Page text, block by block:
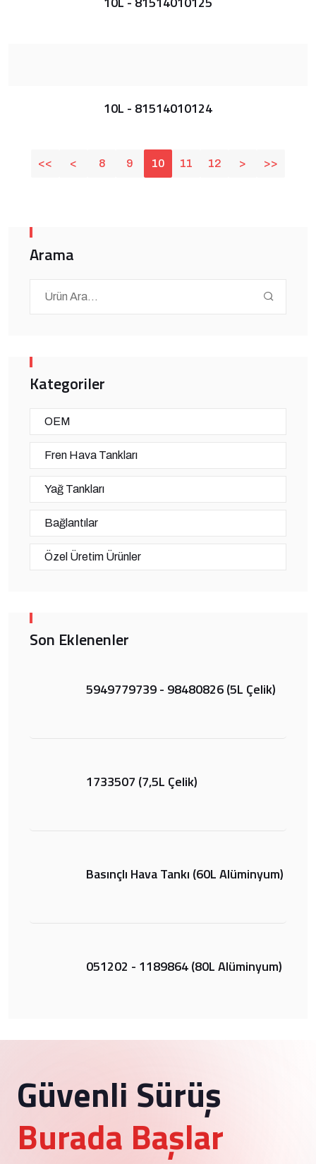
10L - 81514010124
<< < 8 9 10 11 12 > >>
Arama
Kategoriler
OEM
Fren Hava Tankları
Yağ Tankları
Bağlantılar
Özel Üretim Ürünler
Son Eklenenler
5949779739 - 98480826 (5L Çelik)
1733507 (7,5L Çelik)
Basınçlı Hava Tankı (60L Alüminyum)
051202 - 1189864 (80L Alüminyum)
Güvenli Sürüş
Burada Başlar